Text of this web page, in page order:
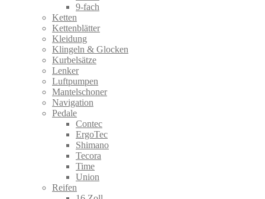
9-fach
Ketten
Kettenblätter
Kleidung
Klingeln & Glocken
Kurbelsätze
Lenker
Luftpumpen
Mantelschoner
Navigation
Pedale
Contec
ErgoTec
Shimano
Tecora
Time
Union
Reifen